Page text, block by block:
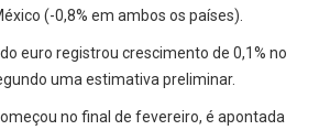
(-0,8% em ambos os países).
euro registrou crescimento de 0,1% no
uma estimativa preliminar.
no final de fevereiro, é apontada